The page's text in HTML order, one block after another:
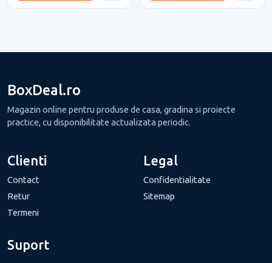
BoxDeal.ro
Magazin online pentru produse de casa, gradina si proiecte
practice, cu disponibilitate actualizata periodic.
Clienti
Contact
Retur
Termeni
Legal
Confidentialitate
Sitemap
Suport